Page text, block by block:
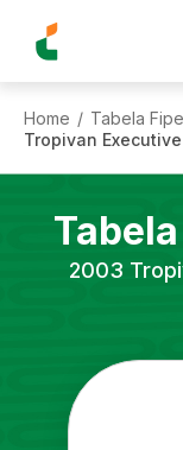
Home / Tabela Fipe
Tropivan
2003